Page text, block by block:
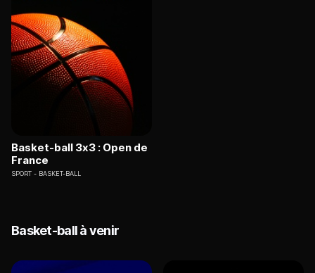
Basket-ball 3x3 : Open de
France
SPORT BASKET-BALL
Basket-ball à venir